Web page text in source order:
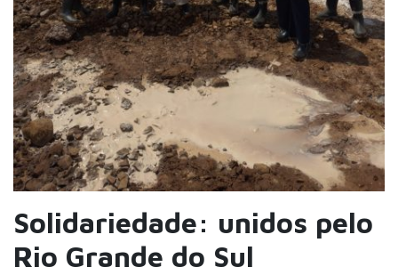
Solidariedade: unidos pelo
Rio Grande do Sul